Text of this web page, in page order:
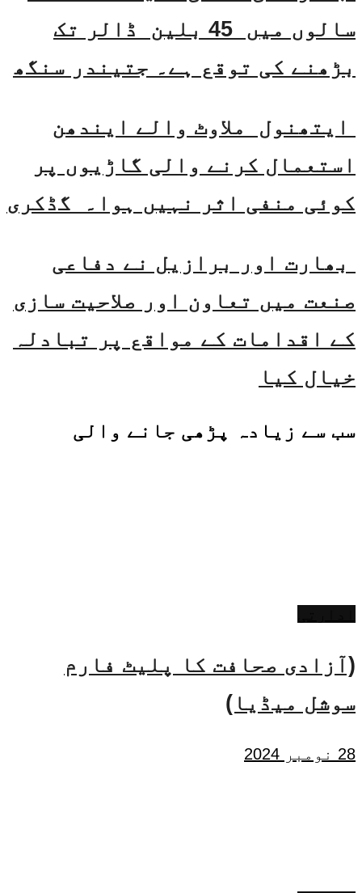
سالوں میں 45 بلین ڈالر تک
بڑھنے کی توقع ہے۔ جتیندر سنگھ
ایتھنول ملاوٹ والے ایندھن
استعمال کرنے والی گاڑیوں پر
کوئی منفی اثر نہیں ہوا۔ گڈکری
بھارت اور برازیل نے دفاعی
صنعت میں تعاون اور صلاحیت سازی
کے اقدامات کے مواقع پر تبادلہ
خیال کیا
سب سے زیادہ پڑھی جانے والی
(آزادی صحافت کا پلیٹ فارم
سوشل میڈیا)
28 نومبر 2024